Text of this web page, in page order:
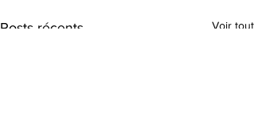
Posts récents Voir tout